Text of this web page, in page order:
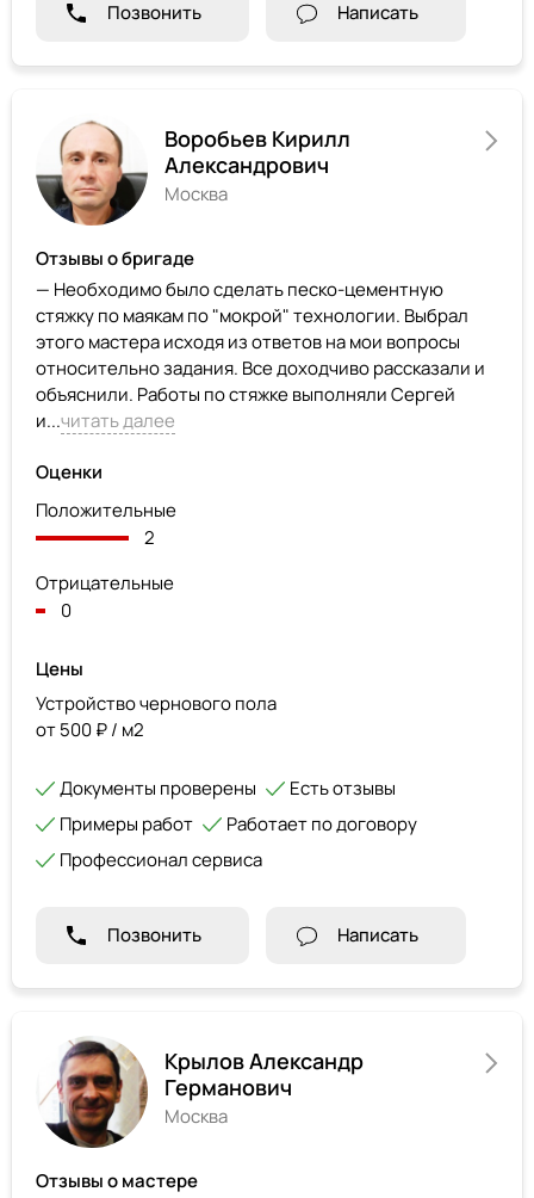
Позвонить Написать
Воробьев Кирилл
Александрович
Москва
Отзывы о бригаде
— Необходимо было сделать песко-цементную
стяжку по маякам по "мокрой" технологии. Выбрал
этого мастера исходя из ответов на мои вопросы
относительно задания. Все доходчиво рассказали и
объяснили. Работы по стяжке выполняли Сергей
и...читать далее
Оценки
Положительные
2
Отрицательные
0
Цены
Устройство чернового пола
от 500 ₽ / м2
Документы проверены
Есть отзывы
Примеры работ
Работает по договору
Профессионал сервиса
Позвонить Написать
Крылов Александр
Германович
Москва
Отзывы о мастере